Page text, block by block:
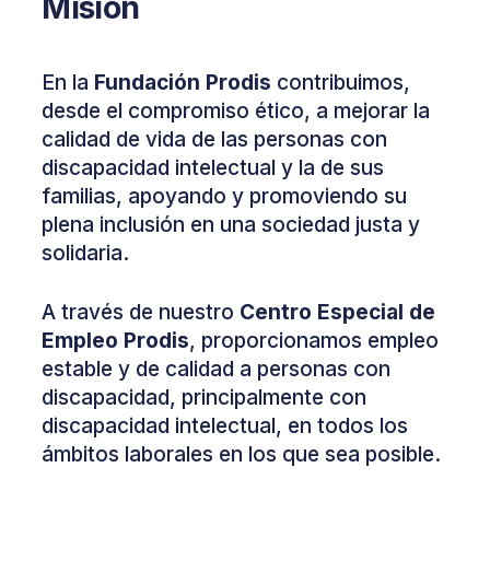
En la Fundación Prodis contribuimos,
desde el compromiso ético, a mejorar la
calidad de vida de las personas con
discapacidad intelectual y la de sus
familias, apoyando y promoviendo su
plena inclusión en una sociedad justa y
solidaria.
A través de nuestro Centro Especial de
Empleo Prodis, proporcionamos empleo
estable y de calidad a personas con
discapacidad, principalmente con
discapacidad intelectual, en todos los
ámbitos laborales en los que sea posible.